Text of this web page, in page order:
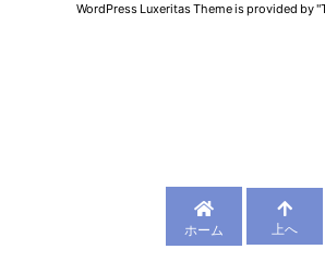
WordPress Luxeritas Theme is provided by "
ホーム 上へ